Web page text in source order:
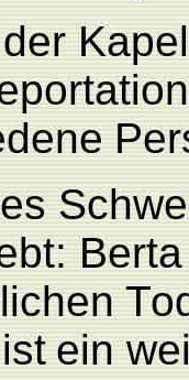
der K
P
Berta
T
ist ein